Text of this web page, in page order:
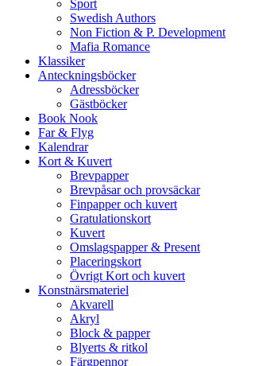
Sport
Swedish Authors
Non Fiction & P. Development
Mafia Romance
Klassiker
Anteckningsböcker
Adressböcker
Gästböcker
Book Nook
Far & Flyg
Kalendrar
Kort & Kuvert
Brevpapper
Brevpåsar och provsäckar
Finpapper och kuvert
Gratulationskort
Kuvert
Omslagspapper & Present
Placeringskort
Övrigt Kort och kuvert
Konstnärsmateriel
Akvarell
Akryl
Block & papper
Blyerts & ritkol
Färgpennor